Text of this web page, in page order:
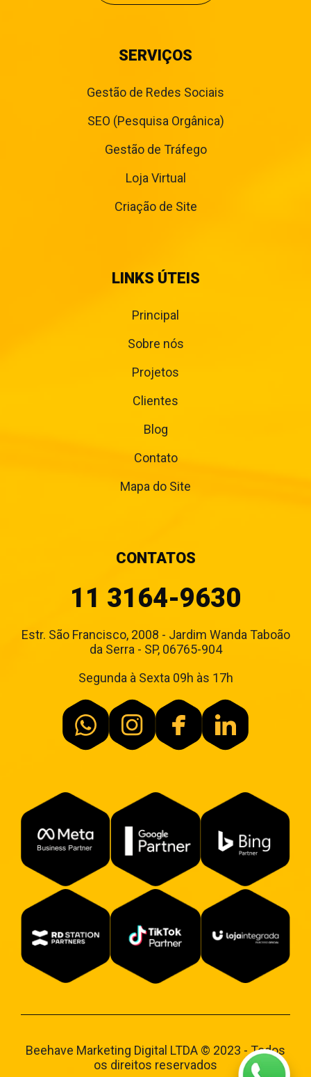
SERVIÇOS
Gestão de Redes Sociais
SEO (Pesquisa Orgânica)
Gestão de Tráfego
Loja Virtual
Criação de Site
LINKS ÚTEIS
Principal
Sobre nós
Projetos
Clientes
Blog
Contato
Mapa do Site
CONTATOS
11 3164-9630
Estr. São Francisco, 2008 - Jardim Wanda Taboão
da Serra - SP, 06765-904
Segunda à Sexta 09h às 17h
Beehave Marketing Digital LTDA © 2023 - Todos
os direitos reservados